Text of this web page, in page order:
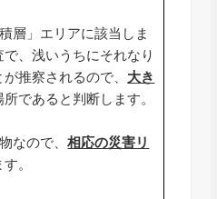
層」エリアに該当しま
、浅いうちにそれなり
推察されるので、 大き
所であると判断します。
なので、相応の災害リ
。